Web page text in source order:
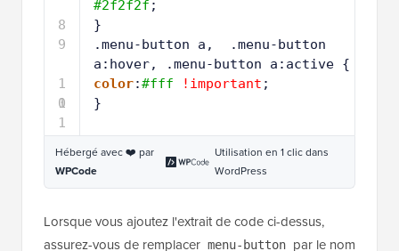
8
9
1
0
1
1
#2f2f2f ;
}
.menu-button a,  .menu-button
a:hover, .menu-button a:active {
color:#fff !important ;
}
Hébergé avec ❤️ par
WPCode
Utilisation en 1 clic dans
WordPress
Lorsque vous ajoutez l'extrait de code ci-dessus,
assurez-vous de remplacer menu-button par le nom